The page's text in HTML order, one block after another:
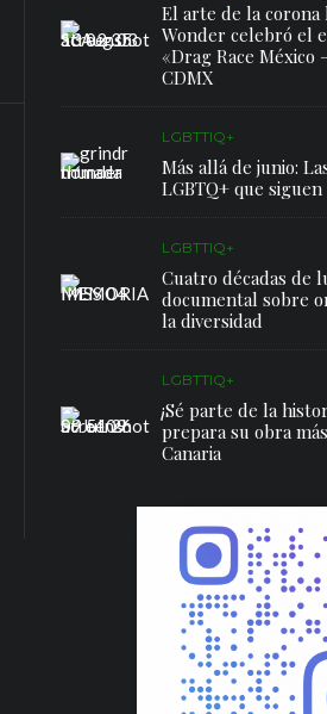
El arte de la
Wonder celebró el
«Drag Race México
CDMX
LGBTTIQ+
Más allá de junio:
LGBTQ+ que
LGBTTIQ+
Cuatro décadas de
documental sobre
la diversidad
LGBTTIQ+
¡Sé parte de la
prepara su obra
Canaria